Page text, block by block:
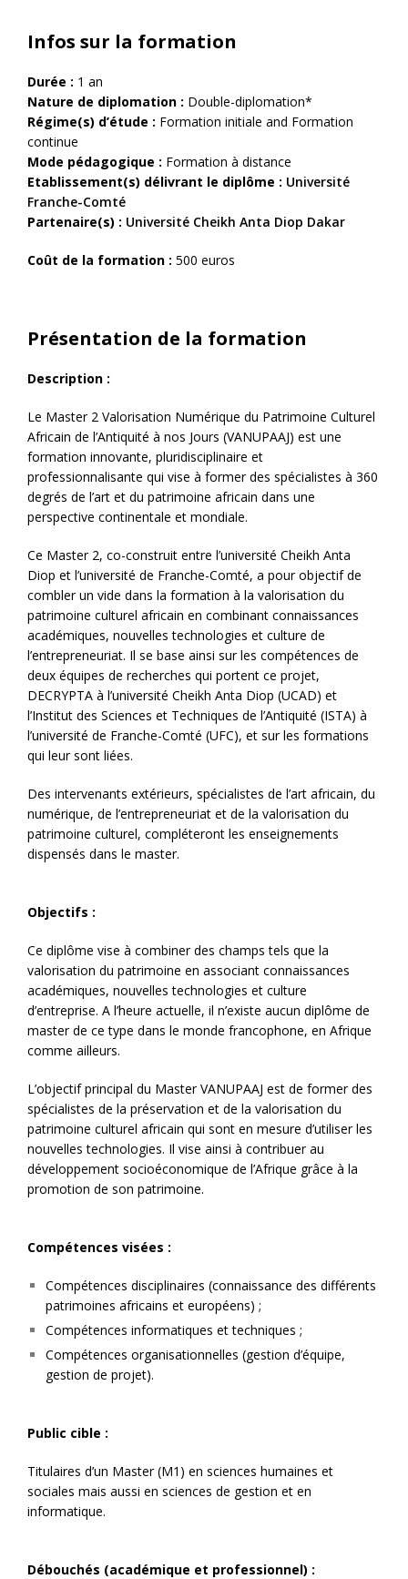
Infos sur la formation
Durée : 1 an
Nature de diplomation : Double-diplomation*
Régime(s) d’étude : Formation initiale and Formation
continue
Mode pédagogique : Formation à distance
Etablissement(s) délivrant le diplôme : Université
Franche-Comté
Partenaire(s) : Université Cheikh Anta Diop Dakar
Coût de la formation : 500 euros
Présentation de la formation
Description :
Le Master 2 Valorisation Numérique du Patrimoine Culturel
Africain de l’Antiquité à nos Jours (VANUPAAJ) est une
formation innovante, pluridisciplinaire et
professionnalisante qui vise à former des spécialistes à 360
degrés de l’art et du patrimoine africain dans une
perspective continentale et mondiale.
Ce Master 2, co-construit entre l’université Cheikh Anta
Diop et l’université de Franche-Comté, a pour objectif de
combler un vide dans la formation à la valorisation du
patrimoine culturel africain en combinant connaissances
académiques, nouvelles technologies et culture de
l’entrepreneuriat. Il se base ainsi sur les compétences de
deux équipes de recherches qui portent ce projet,
DECRYPTA à l’université Cheikh Anta Diop (UCAD) et
l’Institut des Sciences et Techniques de l’Antiquité (ISTA) à
l’université de Franche-Comté (UFC), et sur les formations
qui leur sont liées.
Des intervenants extérieurs, spécialistes de l’art africain, du
numérique, de l’entrepreneuriat et de la valorisation du
patrimoine culturel, compléteront les enseignements
dispensés dans le master.
Objectifs :
Ce diplôme vise à combiner des champs tels que la
valorisation du patrimoine en associant connaissances
académiques, nouvelles technologies et culture
d’entreprise. A l’heure actuelle, il n’existe aucun diplôme de
master de ce type dans le monde francophone, en Afrique
comme ailleurs.
L’objectif principal du Master VANUPAAJ est de former des
spécialistes de la préservation et de la valorisation du
patrimoine culturel africain qui sont en mesure d’utiliser les
nouvelles technologies. Il vise ainsi à contribuer au
développement socioéconomique de l’Afrique grâce à la
promotion de son patrimoine.
Compétences visées :
Compétences disciplinaires (connaissance des différents
patrimoines africains et européens) ;
Compétences informatiques et techniques ;
Compétences organisationnelles (gestion d’équipe,
gestion de projet).
Public cible :
Titulaires d’un Master (M1) en sciences humaines et
sociales mais aussi en sciences de gestion et en
informatique.
Débouchés (académique et professionnel) :